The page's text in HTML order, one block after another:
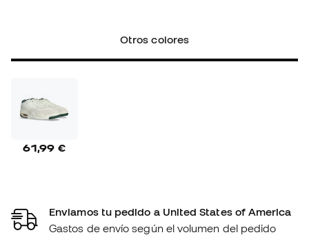
Otros colores
61,99 €
Enviamos tu pedido a United States of America
Gastos de envío según el volumen del pedido